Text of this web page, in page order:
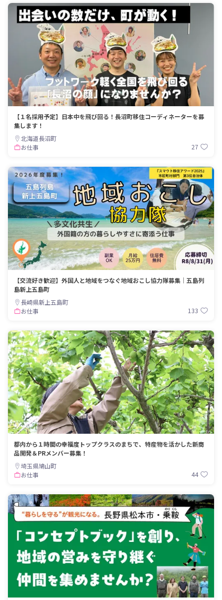
【１名採用予定】日本中を飛び回る！長沼町移住コーディネーターを募
集します！
北海道長沼町
お仕事
27
【交流好き歓迎】外国人と地域をつなぐ地域おこし協力隊募集｜五島列
島新上五島町
長崎県新上五島町
お仕事
133
都内から１時間の幸福度トップクラスのまちで、特産物を活かした新商
品開発＆PRメンバー募集！
埼玉県鳩山町
お仕事
44